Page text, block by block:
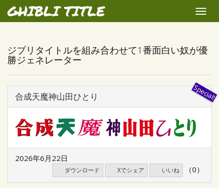
GHIBLI TITLE
Toggle
ジブリタイトルを組み合わせて1番面白い奴が優
勝ジェネレーター
合成天魔神山田ひとり
2026年6月22日
ダウンロード Xでシェア いいね （0）